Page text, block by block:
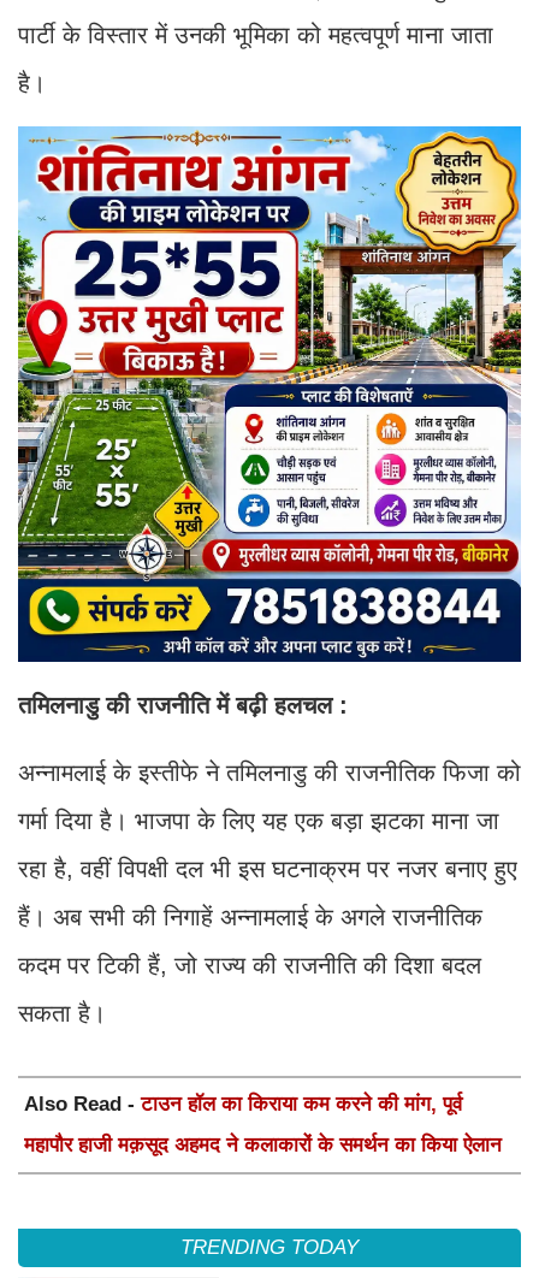
पार्टी के विस्तार में उनकी भूमिका को महत्वपूर्ण माना जाता
है।
तमिलनाडु की राजनीति में बढ़ी हलचल :
अन्नामलाई के इस्तीफे ने तमिलनाडु की राजनीतिक फिजा को
गर्मा दिया है। भाजपा के लिए यह एक बड़ा झटका माना जा
रहा है, वहीं विपक्षी दल भी इस घटनाक्रम पर नजर बनाए हुए
हैं। अब सभी की निगाहें अन्नामलाई के अगले राजनीतिक
कदम पर टिकी हैं, जो राज्य की राजनीति की दिशा बदल
सकता है।
Also Read -टाउन हॉल का किराया कम करने की मांग, पूर्व
महापौर हाजी मक़सूद अहमद ने कलाकारों के समर्थन का किया ऐलान
TRENDING TODAY